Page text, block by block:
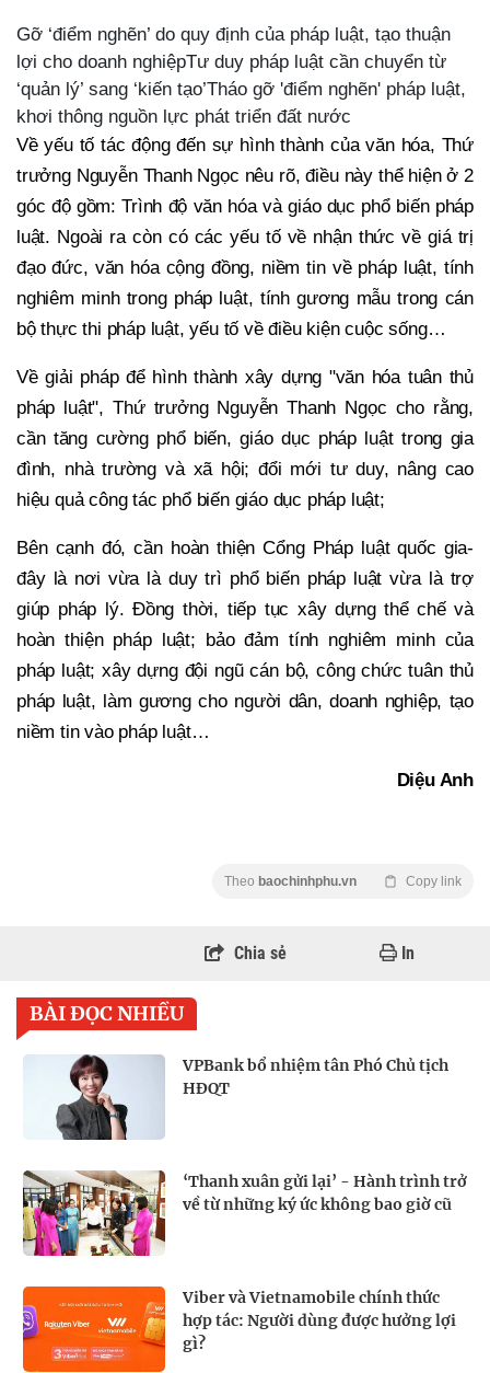
Gỡ ‘điểm nghẽn’ do quy định của pháp luật, tạo thuận
lợi cho doanh nghiệpTư duy pháp luật cần chuyển từ
‘quản lý’ sang ‘kiến tạo’Tháo gỡ 'điểm nghẽn' pháp luật,
khơi thông nguồn lực phát triển đất nước
Về yếu tố tác động đến sự hình thành của văn hóa, Thứ
trưởng Nguyễn Thanh Ngọc nêu rõ, điều này thể hiện ở 2
góc độ gồm: Trình độ văn hóa và giáo dục phổ biến pháp
luật. Ngoài ra còn có các yếu tố về nhận thức về giá trị
đạo đức, văn hóa cộng đồng, niềm tin về pháp luật, tính
nghiêm minh trong pháp luật, tính gương mẫu trong cán
bộ thực thi pháp luật, yếu tố về điều kiện cuộc sống…
Về giải pháp để hình thành xây dựng "văn hóa tuân thủ
pháp luật", Thứ trưởng Nguyễn Thanh Ngọc cho rằng,
cần tăng cường phổ biến, giáo dục pháp luật trong gia
đình, nhà trường và xã hội; đổi mới tư duy, nâng cao
hiệu quả công tác phổ biến giáo dục pháp luật;
Bên cạnh đó, cần hoàn thiện Cổng Pháp luật quốc gia-
đây là nơi vừa là duy trì phổ biến pháp luật vừa là trợ
giúp pháp lý. Đồng thời, tiếp tục xây dựng thể chế và
hoàn thiện pháp luật; bảo đảm tính nghiêm minh của
pháp luật; xây dựng đội ngũ cán bộ, công chức tuân thủ
pháp luật, làm gương cho người dân, doanh nghiệp, tạo
niềm tin vào pháp luật…
Diệu Anh
Theo baochinhphu.vn Copy link
Chia sẻ In
BÀI ĐỌC NHIỀU
VPBank bổ nhiệm tân Phó Chủ tịch
HĐQT
‘Thanh xuân gửi lại’ - Hành trình trở
về từ những ký ức không bao giờ cũ
Viber và Vietnamobile chính thức
hợp tác: Người dùng được hưởng lợi
gì?